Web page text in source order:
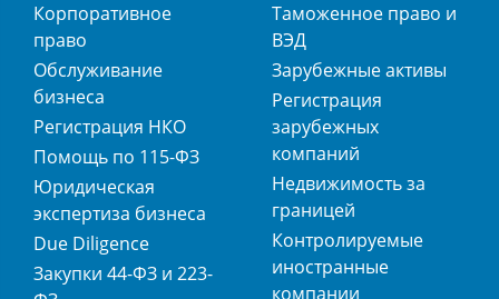
Корпоративное
право
Обслуживание
бизнеса
Регистрация НКО
Помощь по 115-ФЗ
Юридическая
экспертиза бизнеса
Due Diligence
Закупки 44-ФЗ и 223-
Таможенное право и
ВЭД
Зарубежные активы
Регистрация
зарубежных
компаний
Недвижимость за
границей
Контролируемые
иностранные
компании